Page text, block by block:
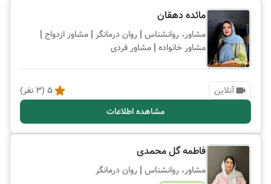
مائده دهقان
مشاور، روانشناس | روان درمانگر | مشاور ازدواج |
مشاور خانواده | مشاور فردی
آنلاین 5
(
3 نفر)
مشاهده اطلاعات
فاطمه گل محمدی
مشاور، روانشناس | روان درمانگر